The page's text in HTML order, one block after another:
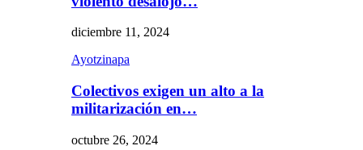
diciembre 11, 2024
Ayotzinapa
Colectivos exigen un alto a la
militarización en…
octubre 26, 2024